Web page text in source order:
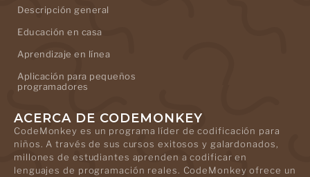
Descripción general
Educación en casa
Aprendizaje en línea
Aplicación para pequeños
programadores
ACERCA DE CODEMONKEY
CodeMonkey es un programa líder de codificación para
niños. A través de sus cursos exitosos y galardonados,
millones de estudiantes aprenden a codificar en
lenguajes de programación reales. CodeMonkey ofrece un